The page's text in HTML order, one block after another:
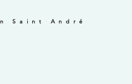
Saint André